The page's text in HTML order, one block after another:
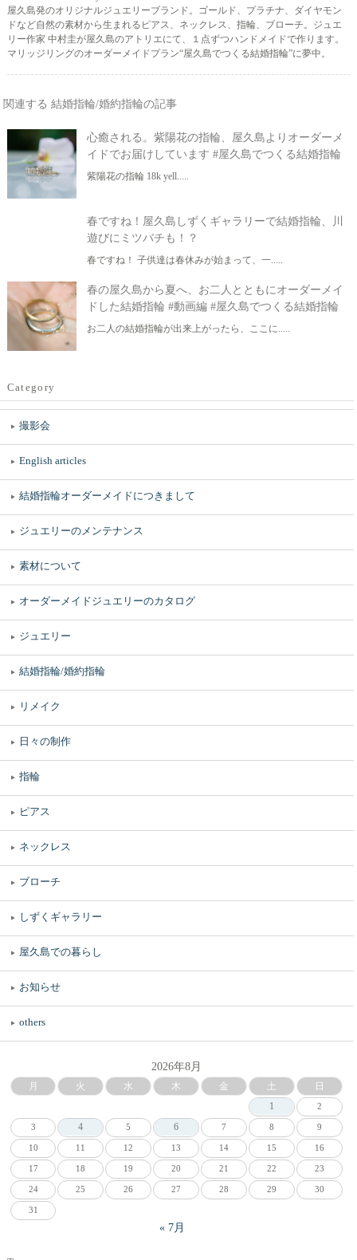
屋久島発のオリジナルジュエリーブランド。ゴールド、プラチナ、ダイヤモン
ドなど自然の素材から生まれるピアス、ネックレス、指輪、ブローチ。ジュエ
リー作家 中村圭が屋久島のアトリエにて、１点ずつハンドメイドで作ります。
マリッジリングのオーダーメイドプラン“屋久島でつくる結婚指輪”に夢中。
関連する 結婚指輪/婚約指輪の記事
心癒される。紫陽花の指輪、屋久島よりオーダーメ
イドでお届けしています #屋久島でつくる結婚指輪
紫陽花の指輪 18k yell.....
春ですね！屋久島しずくギャラリーで結婚指輪、川
遊びにミツバチも！？
春ですね！ 子供達は春休みが始まって、一.....
春の屋久島から夏へ、お二人とともにオーダーメイ
ドした結婚指輪 #動画編 #屋久島でつくる結婚指輪
お二人の結婚指輪が出来上がったら、ここに.....
Category
撮影会
English articles
結婚指輪オーダーメイドにつきまして
ジュエリーのメンテナンス
素材について
オーダーメイドジュエリーのカタログ
ジュエリー
結婚指輪/婚約指輪
リメイク
日々の制作
指輪
ピアス
ネックレス
ブローチ
しずくギャラリー
屋久島での暮らし
お知らせ
others
2026年8月
月 火 水 木 金 土
日
1
2
3 4 5 6 7 8 9
10 11 12 13 14 15 16
17 18 19 20 21 22 23
24 25 26 27 28 29 30
31
« 7月